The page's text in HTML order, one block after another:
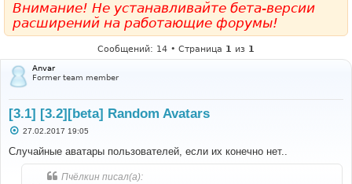
Внимание! Не устанавливайте бета-версии
расширений на работающие форумы!
Сообщений: 14 • Страница 1 из 1
Anvar
Former team member
[3.1] [3.2][beta] Random Avatars
С
о
б
щ
27.02.2017 19:05
Случайные аватары пользователей, если их конечно нет..
Пчёлкин писал(а):